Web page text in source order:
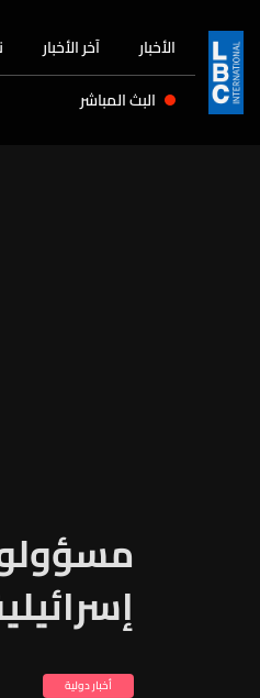
الأخبار آخر الأخبار
البث المباشر
أخبار دولية